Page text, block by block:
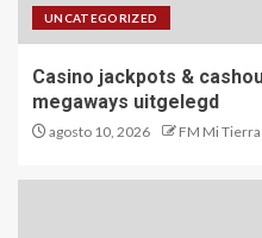
UNCATEGORIZED
Casino jackpots &
megaways uitgelegd
agosto 10, 2026 FM Mi